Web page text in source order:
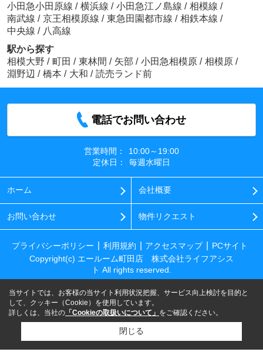
小田急小田原線 / 横浜線 / 小田急江ノ島線 / 相模線 /
南武線 / 京王相模原線 / 東急田園都市線 / 相鉄本線 /
中央線 / 八高線
駅から探す
相模大野 / 町田 / 東林間 / 矢部 / 小田急相模原 / 相模原 /
淵野辺 / 橋本 / 大和 / 読売ランド前
電話でお問い合わせ
営業時間：
10:00～19:00
定休日：
毎週水曜日
ホーム 会社概要
お問い合わせ 物件リクエスト
プライバシーポリシー 利用規約 アクセスマップ
PCサイト
Copyright(c) エールーム町田店 株式会社ライフアシス
ト All rights reserved.
当サイトでは、お客様の当サイト利用状況把握、サービス向上検討を目的と
して、クッキー（Cookie）を使用しています。
詳しくは、当社の 「Cookieの取扱いについて」 をご確認ください。
閉じる